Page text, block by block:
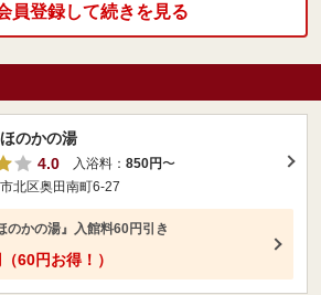
員登録して続きを見る
のかの湯
4.0
入浴料： 850円〜
北区奥田南町6-27
のかの湯』入館料60円引き
60円お得！）